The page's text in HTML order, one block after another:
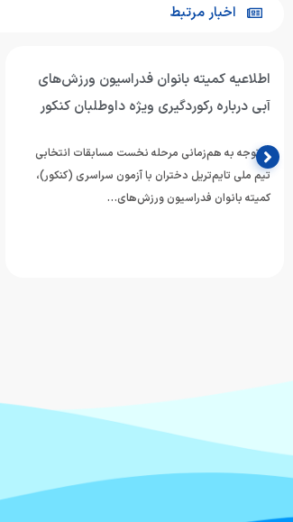
اخبار مرتبط
اطلاعیه کمیته بانوان فدراسیون ورزش‌های
آبی درباره رکوردگیری ویژه داوطلبان کنکور
با توجه به هم‌زمانی مرحله نخست مسابقات انتخابی
تیم ملی تایم‌تریل دختران با آزمون سراسری (کنکور)،
کمیته بانوان فدراسیون ورزش‌های…